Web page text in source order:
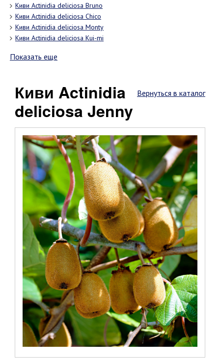
Киви Actinidia deliciosa Bruno
Киви Actinidia deliciosa Chico
Киви Actinidia deliciosa Monty
Киви Actinidia deliciosa Kui-mi
Показать еще
Вернуться в каталог
Киви Actinidia
deliciosa Jenny